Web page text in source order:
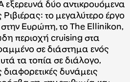
δύο αντικρουόμενα
το μεγαλύτερο έργο
Ευρώπη, το The Ellinikon,
περιοχή cruising στα
σε διάστημα ενός
τα τοπία σε διάλογο,
δυνάμεις